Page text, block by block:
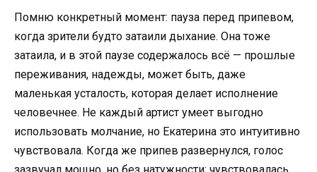
Помню конкретный момент: пауза перед припевом,
когда зрители будто затаили дыхание. Она тоже
затаила, и в этой паузе содержалось всё — прошлые
переживания, надежды, может быть, даже
маленькая усталость, которая делает исполнение
человечнее. Не каждый артист умеет выгодно
использовать молчание, но Екатерина это интуитивно
чувствовала. Когда же припев развернулся, голос